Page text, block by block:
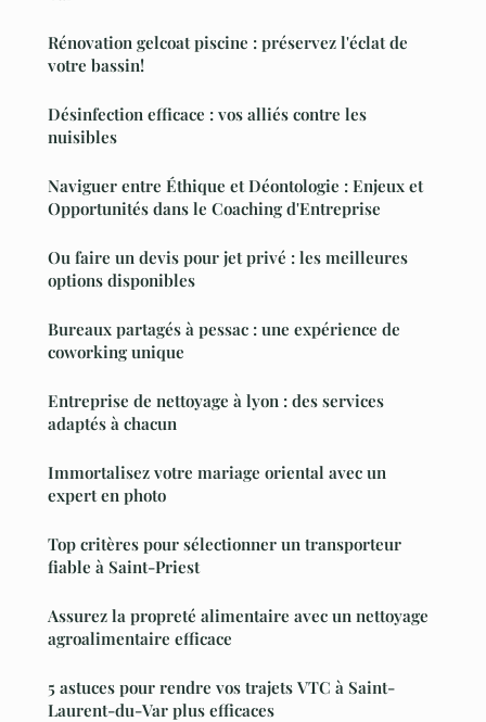
Rénovation gelcoat piscine : préservez l'éclat de
votre bassin!
Désinfection efficace : vos alliés contre les
nuisibles
Naviguer entre Éthique et Déontologie : Enjeux et
Opportunités dans le Coaching d'Entreprise
Ou faire un devis pour jet privé : les meilleures
options disponibles
Bureaux partagés à pessac : une expérience de
coworking unique
Entreprise de nettoyage à lyon : des services
adaptés à chacun
Immortalisez votre mariage oriental avec un
expert en photo
Top critères pour sélectionner un transporteur
fiable à Saint-Priest
Assurez la propreté alimentaire avec un nettoyage
agroalimentaire efficace
5 astuces pour rendre vos trajets VTC à Saint-
Laurent-du-Var plus efficaces